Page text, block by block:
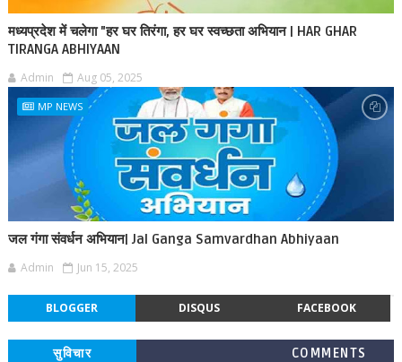
मध्यप्रदेश में चलेगा "हर घर तिरंगा, हर घर स्वच्छता अभियान | HAR GHAR
TIRANGA ABHIYAAN
Admin Aug 05, 2025
MP NEWS
जल गंगा संवर्धन अभियान| Jal Ganga Samvardhan Abhiyaan
Admin Jun 15, 2025
BLOGGER DISQUS FACEBOOK
सुविचार COMMENTS